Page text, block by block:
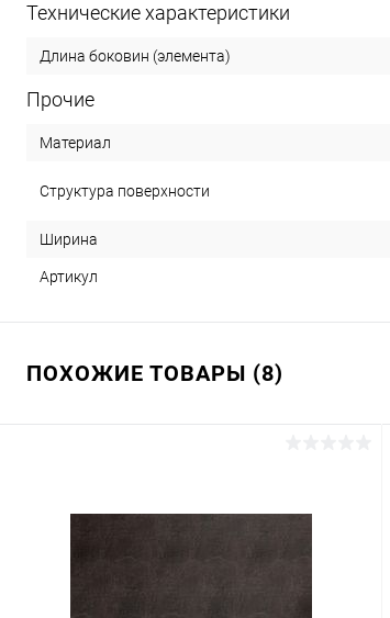
Технические характеристики
Длина боковин (элемента)
Прочие
Материал
Структура поверхности
Ширина
Артикул
ПОХОЖИЕ ТОВАРЫ (8)